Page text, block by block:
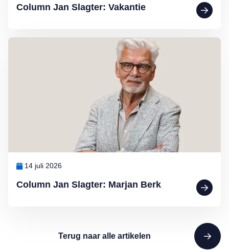
Column Jan Slagter: Vakantie
Column Jan Slagter: Marjan Berk
14 juli 2026
Lees meer over Column Jan Slagter: Marjan Berk
Terug naar alle artikelen